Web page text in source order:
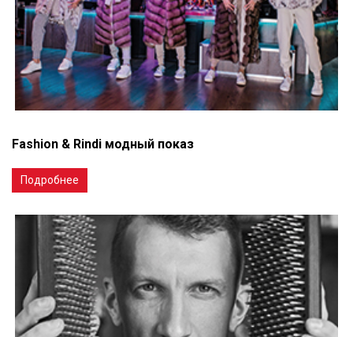
Fashion & Rindi модный показ
Подробнее